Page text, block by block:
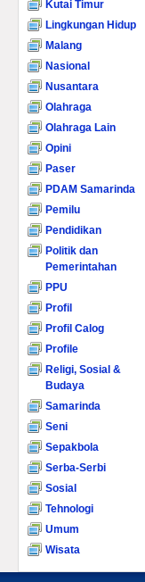
Kutai Timur
Lingkungan Hidup
Malang
Nasional
Nusantara
Olahraga
Olahraga Lain
Opini
Paser
PDAM Samarinda
Pemilu
Pendidikan
Politik dan
Pemerintahan
PPU
Profil
Profil Calog
Profile
Religi, Sosial &
Budaya
Samarinda
Seni
Sepakbola
Serba-Serbi
Sosial
Tehnologi
Umum
Wisata